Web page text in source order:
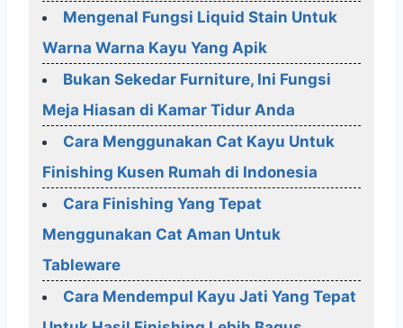
Mengenal Fungsi Liquid Stain Untuk
Warna Warna Kayu Yang Apik
Bukan Sekedar Furniture, Ini Fungsi
Meja Hiasan di Kamar Tidur Anda
Cara Menggunakan Cat Kayu Untuk
Finishing Kusen Rumah di Indonesia
Cara Finishing Yang Tepat
Menggunakan Cat Aman Untuk
Tableware
Cara Mendempul Kayu Jati Yang Tepat